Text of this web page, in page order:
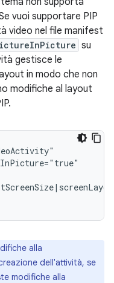
vuoi supportare PIP
video nel file manifest
su
gestisce le
in modo che non
modifiche al layout
alla
dell'attività, se
modifiche alla